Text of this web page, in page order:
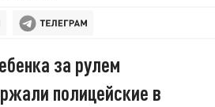
за рулем
полицейские в